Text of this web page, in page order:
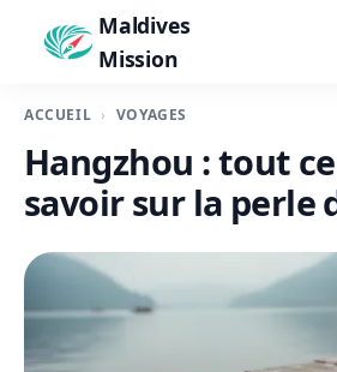
Maldives
Mission
ACCUEIL VOYAGES
Hangzhou : tout
savoir sur la perle